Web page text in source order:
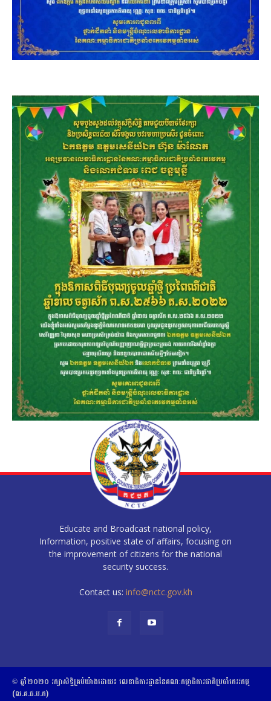
Educate and Broadcast national policy,
Information, positive state of affairs, focusing on
the improvement of citizens for the national
security success.
Contact us: info@nctc.gov.kh
© ឆ្នាំ២០២០​ ​រក្សាសិទ្ធិ​គ្រប់យ៉ាង​ដោយ​៖​ ​លេខាធិការដ្ឋាននៃគណៈកម្មាធិការជាតិប្រចាំភេរវកម្ម
(ល.គ.ជ.ប.ភ)